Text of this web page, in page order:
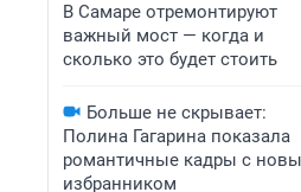
В Самаре отремонтируют
важный мост — когда и
сколько это будет стоить
Больше не скрывает:
Полина Гагарина показала
романтичные кадры с
избранником